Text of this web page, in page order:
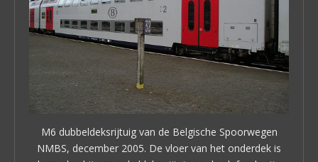
M6 dubbeldeksrijtuig van de Belgische Spoorwegen
NMBS, december 2005. De vloer van het onderdek is